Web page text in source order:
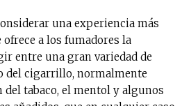
una experiencia más
a los fumadores la
entre una gran variedad de
del cigarrillo, normalmente
del tabaco, el mentol y algunos